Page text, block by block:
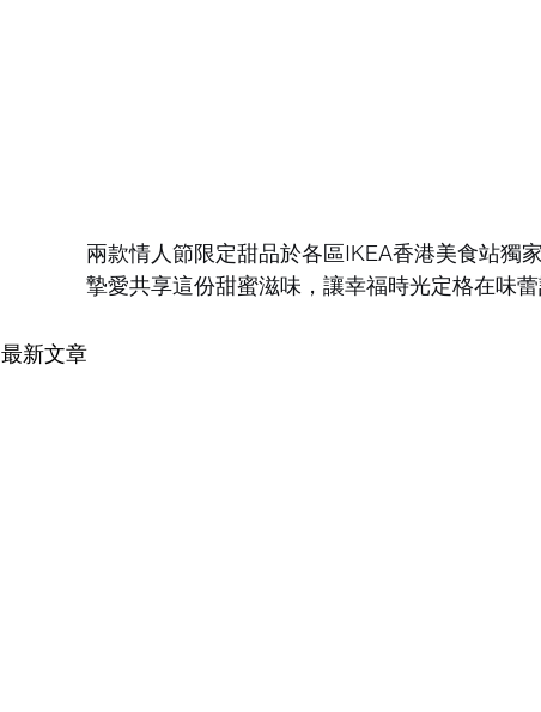
兩款情人節限定甜品於各區IKEA香港美食站獨
摯愛共享這份甜蜜滋味，讓幸福時光定格在味蕾
最新文章